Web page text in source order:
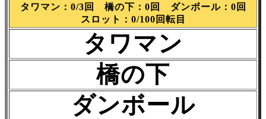
タワマン：0/3回 橋の下：0回 ダンボール：0回
スロット：0/100回転目
タワマン
橋の下
ダンボール